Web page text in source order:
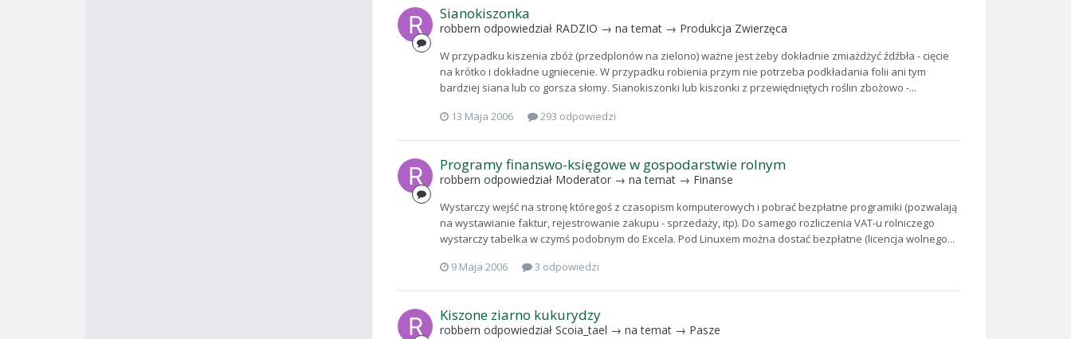
Sianokiszonka
robbern odpowiedział RADZIO → na temat → Produkcja Zwierzęca
W przypadku kiszenia zbóż (przedplonów na zielono) ważne jest żeby dokładnie zmiażdżyć źdźbła - cięcie
na krótko i dokładne ugniecenie. W przypadku robienia przym nie potrzeba podkładania folii ani tym
bardziej siana lub co gorsza słomy. Sianokiszonki lub kiszonki z przewiędniętych roślin zbożowo -...
13 Maja 2006
293 odpowiedzi
Programy finanswo-księgowe w gospodarstwie rolnym
robbern odpowiedział Moderator → na temat → Finanse
Wystarczy wejść na stronę któregoś z czasopism komputerowych i pobrać bezpłatne programiki (pozwalają
na wystawianie faktur, rejestrowanie zakupu - sprzedaży, itp). Do samego rozliczenia VAT-u rolniczego
wystarczy tabelka w czymś podobnym do Excela. Pod Linuxem można dostać bezpłatne (licencja wolnego...
9 Maja 2006
3 odpowiedzi
Kiszone ziarno kukurydzy
robbern odpowiedział Scoia_tael → na temat → Pasze